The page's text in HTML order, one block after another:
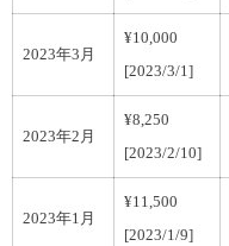
2023年3月
¥10,000
[2023/3/1]
2023年2月
¥8,250
[2023/2/10]
2023年1月
¥11,500
[2023/1/9]